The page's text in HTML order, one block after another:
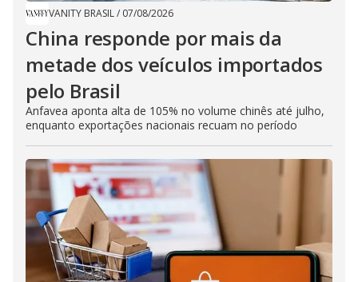
VANITY BRASIL/ 07/08/2026
China responde por mais da
metade dos veículos importados
pelo Brasil
Anfavea aponta alta de 105% no volume chinês até julho,
enquanto exportações nacionais recuam no período